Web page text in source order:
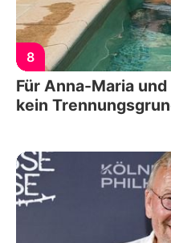
8
Für Anna-Maria
kein